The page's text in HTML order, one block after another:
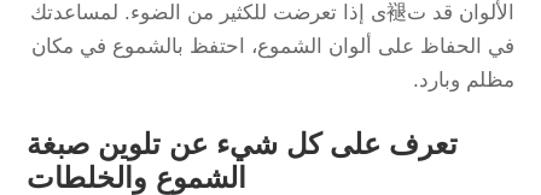
الألوان قد ت褪ى إذا تعرضت للكثير من الضوء. لمساعدتك
في الحفاظ على ألوان الشموع، احتفظ بالشموع في مكان
مظلم وبارد.
تعرف على كل شيء عن تلوين صبغة
الشموع والخلطات